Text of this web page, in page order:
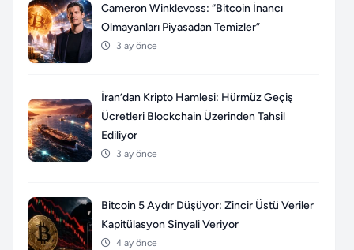
Cameron Winklevoss: “Bitcoin İnancı
Olmayanları Piyasadan Temizler”
3 ay önce
İran’dan Kripto Hamlesi: Hürmüz Geçiş
Ücretleri Blockchain Üzerinden Tahsil
Ediliyor
3 ay önce
Bitcoin 5 Aydır Düşüyor: Zincir Üstü Veriler
Kapitülasyon Sinyali Veriyor
4 ay önce